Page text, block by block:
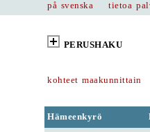
på svenska tietoa
PERUSHAKU
kohteet maakunnittain
Hämeenkyrö